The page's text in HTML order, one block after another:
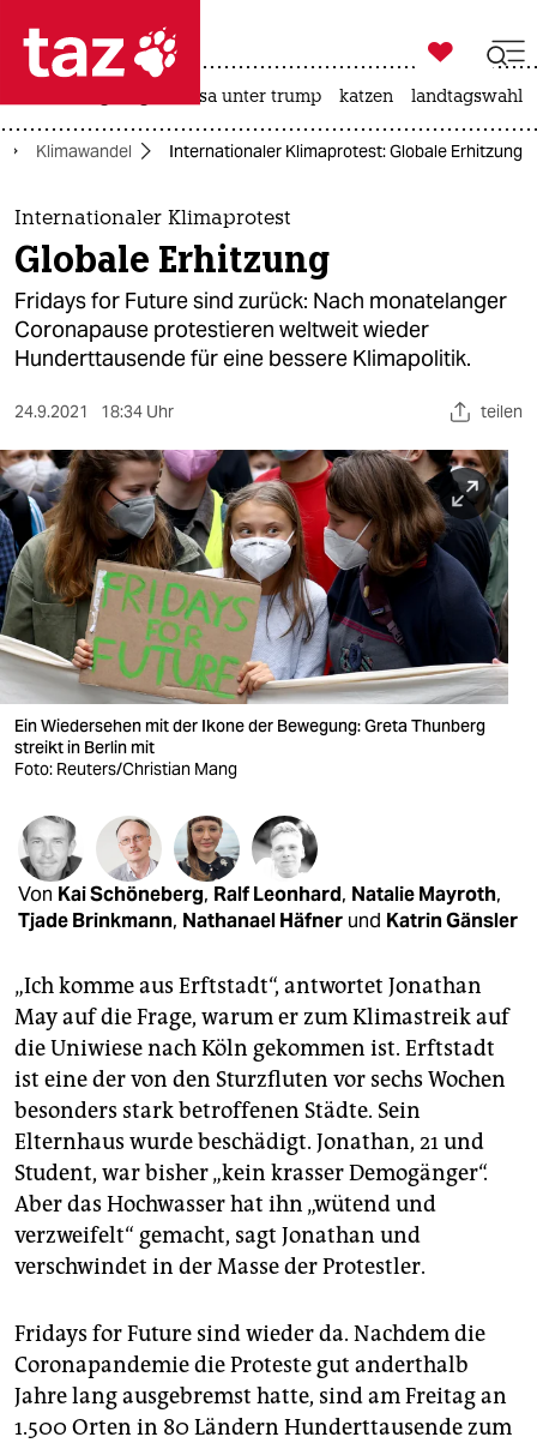
 taz zahl ich
taz zahl ich
themen
politik
öko
sport
berlin
nord
wahrheit
verlag
verlag
shop
fragen & hilfe
unterstützen
abo
genossenschaft
epaper login

taz zahl ich
usa unter trump katzen landtagswahl
Klimawandel Internationaler Klimaprotest: Globale Erhitzung
Internationaler Klimaprotest
Globale Erhitzung
Fridays for Future sind zurück: Nach monatelanger
Coronapause protestieren weltweit wieder
Hunderttausende für eine bessere Klimapolitik.
24.9.2021 18:34 Uhr teilen
Ein Wiedersehen mit der Ikone der Bewegung: Greta Thunberg
streikt in Berlin mit
Foto: Reuters/Christian Mang
Von Kai Schöneberg, Ralf Leonhard, Natalie Mayroth,
Tjade Brinkmann, Nathanael Häfner und Katrin Gänsler
„Ich komme aus Erftstadt“, antwortet Jonathan
May auf die Frage, warum er zum Klimastreik auf
die Uniwiese nach Köln gekommen ist. Erftstadt
ist eine der von den Sturzfluten vor sechs Wochen
besonders stark betroffenen Städte. Sein
Elternhaus wurde beschädigt. Jonathan, 21 und
Student, war bisher „kein krasser Demogänger“.
Aber das Hochwasser hat ihn „wütend und
verzweifelt“ gemacht, sagt Jonathan und
verschwindet in der Masse der Protestler.
Fridays for Future sind wieder da. Nachdem die
Coronapandemie die Proteste gut anderthalb
Jahre lang ausgebremst hatte, sind am Freitag an
1.500 Orten in 80 Ländern Hunderttausende zum